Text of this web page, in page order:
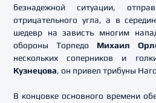
безнадежной ситуации,
отрицательного угла, а в
шедевр на зависть многим
обороны Торпедо Михаил
нескольких соперников и
Кузнецова, он привел трибуны
В концовке основного времени